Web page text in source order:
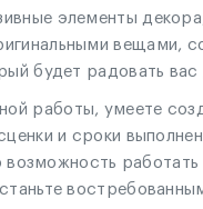
элементы
вещами,
будет радовать вас
работы, умеете
и сроки
возможность